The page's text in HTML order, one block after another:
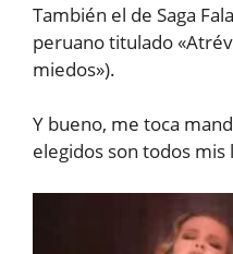
También el de Saga
peruano titulado
miedos»).
Y bueno, me toca
elegidos son todos mis